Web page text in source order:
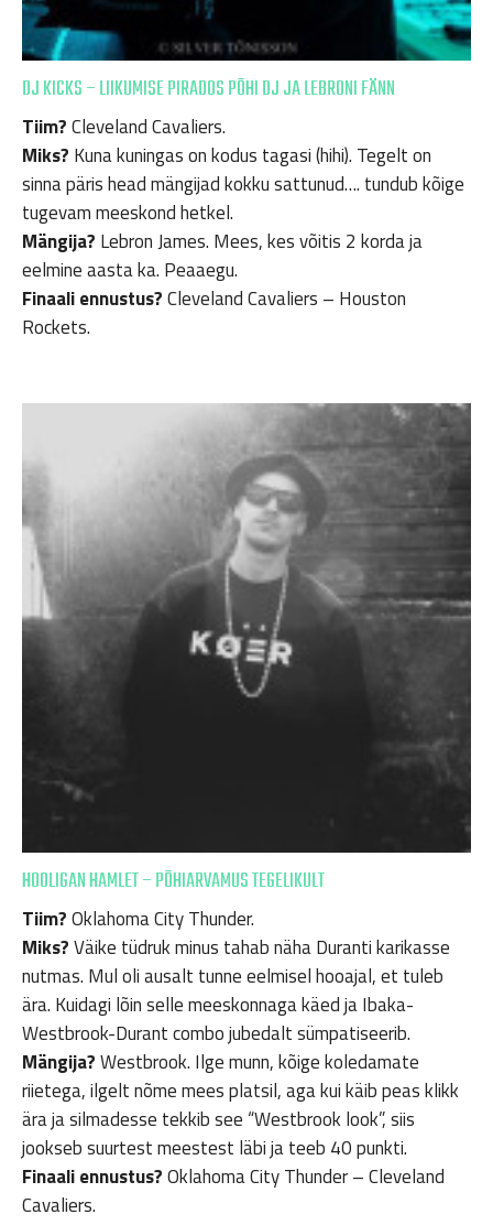
DJ KICKS – LIIKUMISE PIRADOS PÕHI DJ JA LEBRONI FÄNN
Tiim?Cleveland Cavaliers.
Miks? Kuna kuningas on kodus tagasi (hihi). Tegelt on
sinna päris head mängijad kokku sattunud…. tundub kõige
tugevam meeskond hetkel.
Mängija? Lebron James. Mees, kes võitis 2 korda ja
eelmine aasta ka. Peaaegu.
Finaali ennustus?Cleveland Cavaliers – Houston
Rockets.
HOOLIGAN HAMLET – PÕHIARVAMUS TEGELIKULT
Tiim?Oklahoma City Thunder.
Miks?Väike tüdruk minus tahab näha Duranti karikasse
nutmas. Mul oli ausalt tunne eelmisel hooajal, et tuleb
ära. Kuidagi lõin selle meeskonnaga käed ja Ibaka-
Westbrook-Durant combo jubedalt sümpatiseerib.
Mängija?Westbrook. Ilge munn, kõige koledamate
riietega, ilgelt nõme mees platsil, aga kui käib peas klikk
ära ja silmadesse tekkib see “Westbrook look”, siis
jookseb suurtest meestest läbi ja teeb 40 punkti.
Finaali ennustus?Oklahoma City Thunder – Cleveland
Cavaliers.